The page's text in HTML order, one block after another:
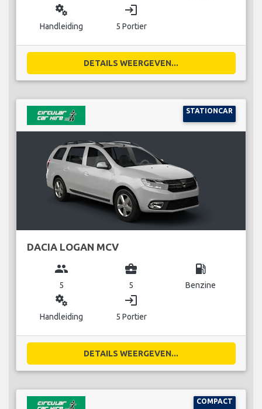
miscellaneous_services
Handleiding
login
5 Portier
DETAILS WEERGEVEN...
STATIONCAR
DACIA LOGAN MCV
group
5
business_center
5
local_gas_station
Benzine
miscellaneous_services
Handleiding
login
5 Portier
DETAILS WEERGEVEN...
COMPACT